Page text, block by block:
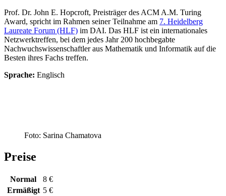
Prof. Dr. John E. Hopcroft, Preisträger des ACM A.M. Turing
Award, spricht im Rahmen seiner Teilnahme am 7. Heidelberg
Laureate Forum (HLF) im DAI. Das HLF ist ein internationales
Netzwerktreffen, bei dem jedes Jahr 200 hochbegabte
Nachwuchswissenschaftler aus Mathematik und Informatik auf die
Besten ihres Fachs treffen.
Sprache: Englisch
Foto: Sarina Chamatova
Preise
Normal
8 €
Ermäßigt 5 €